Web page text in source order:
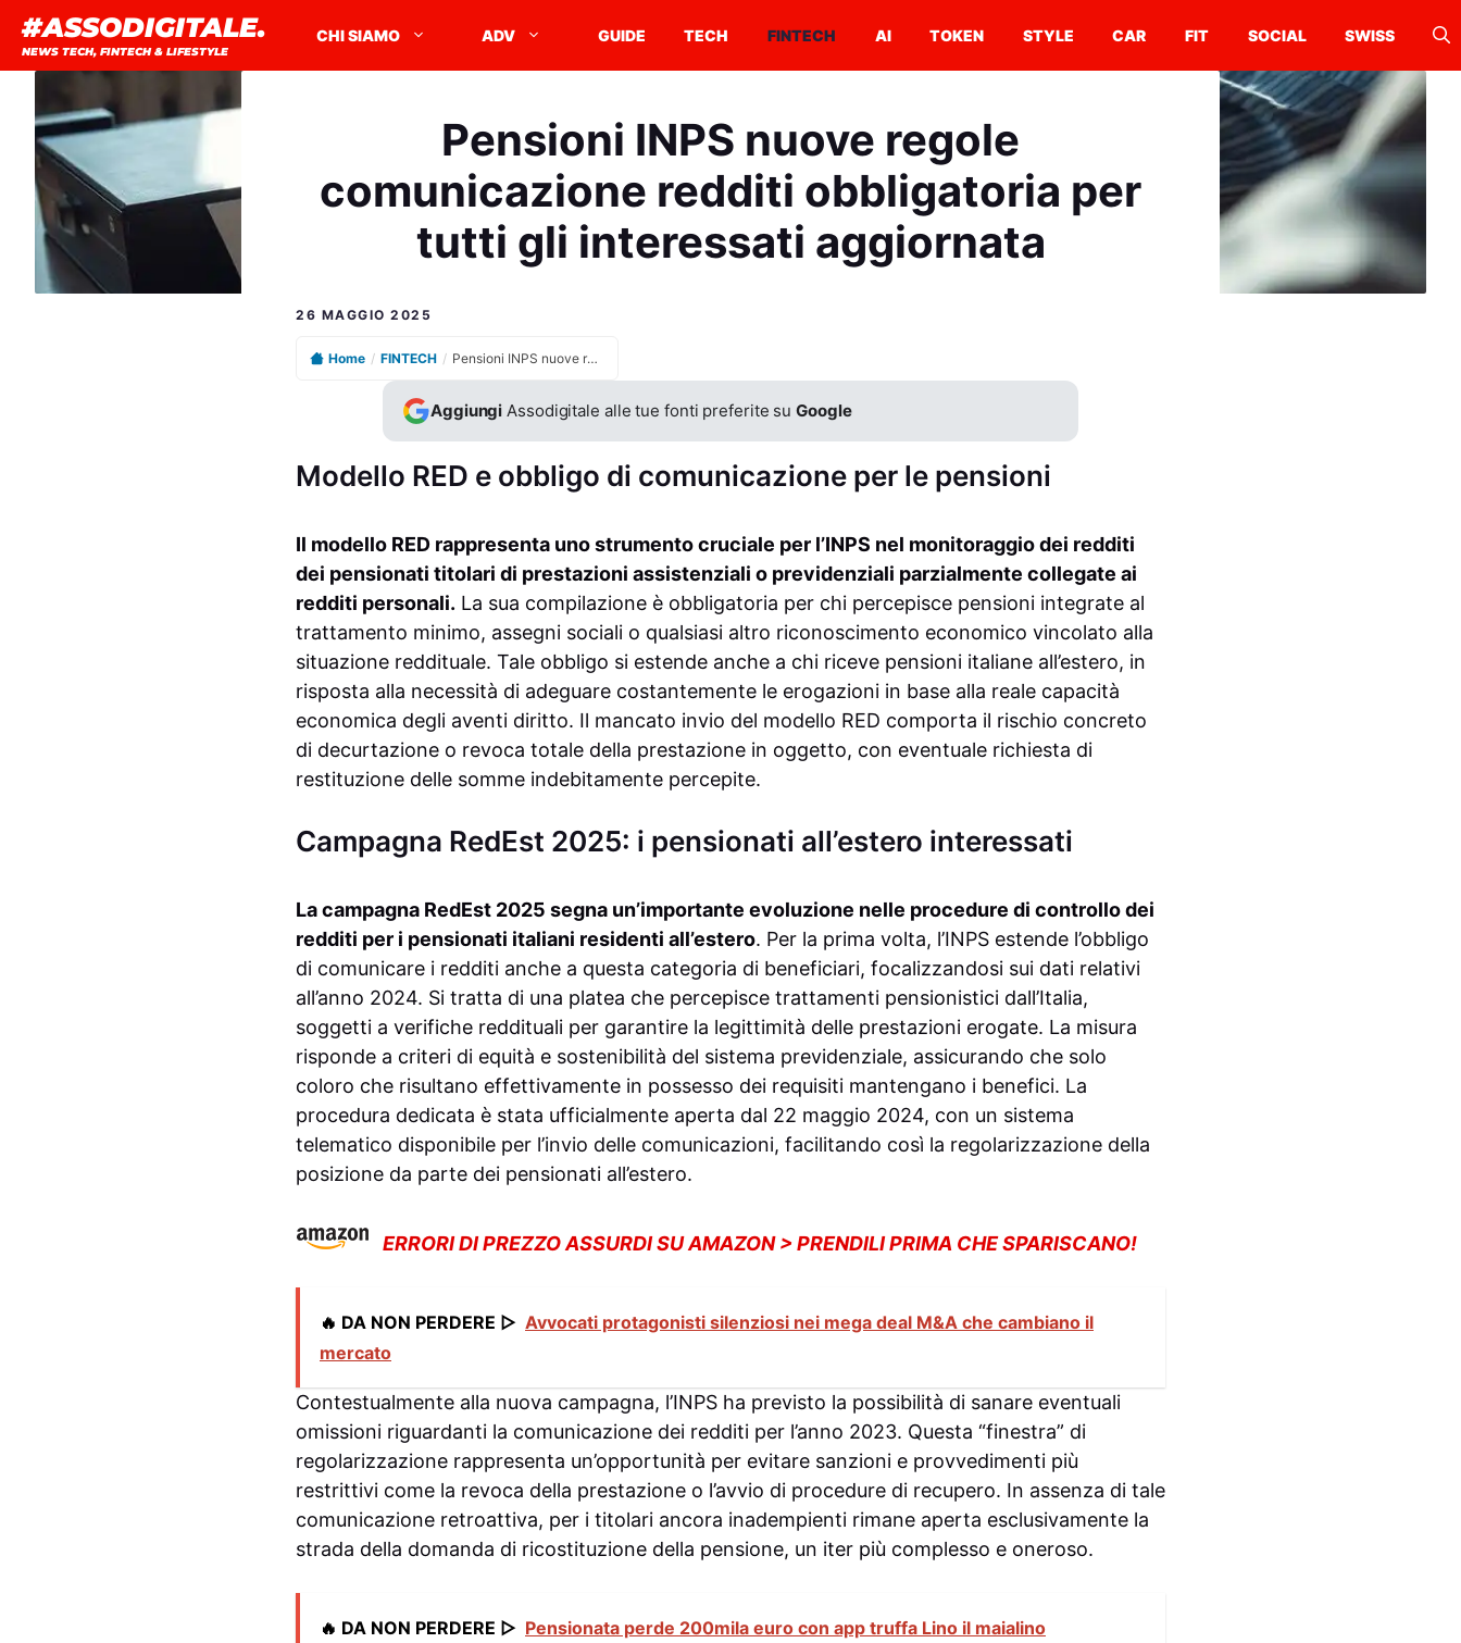
contenuto
#ASSODIGITALE.
NEWS TECH, FINTECH & LIFESTYLE
CHI SIAMO ADV GUIDE TECH FINTECH AI TOKEN STYLE CAR FIT SOCIAL SWISS
Pensioni INPS nuove regole
comunicazione redditi obbligatoria per
tutti gli interessati aggiornata
26 MAGGIO 2025
Home / FINTECH / Pensioni INPS nuove regole comunicazione redditi obbligatoria per tutti gli interessati aggiornata
Aggiungi Assodigitale alle tue fonti preferite suGoogle
Modello RED e obbligo di comunicazione per le pensioni
Il modello RED rappresenta uno strumento cruciale per l’INPS nel monitoraggio dei redditi
dei pensionati titolari di prestazioni assistenziali o previdenziali parzialmente collegate ai
redditi personali. La sua compilazione è obbligatoria per chi percepisce pensioni integrate al
trattamento minimo, assegni sociali o qualsiasi altro riconoscimento economico vincolato alla
situazione reddituale. Tale obbligo si estende anche a chi riceve pensioni italiane all’estero, in
risposta alla necessità di adeguare costantemente le erogazioni in base alla reale capacità
economica degli aventi diritto. Il mancato invio del modello RED comporta il rischio concreto
di decurtazione o revoca totale della prestazione in oggetto, con eventuale richiesta di
restituzione delle somme indebitamente percepite.
Campagna RedEst 2025: i pensionati all’estero interessati
La campagna RedEst 2025 segna un’importante evoluzione nelle procedure di controllo dei
redditi per i pensionati italiani residenti all’estero. Per la prima volta, l’INPS estende l’obbligo
di comunicare i redditi anche a questa categoria di beneficiari, focalizzandosi sui dati relativi
all’anno 2024. Si tratta di una platea che percepisce trattamenti pensionistici dall’Italia,
soggetti a verifiche reddituali per garantire la legittimità delle prestazioni erogate. La misura
risponde a criteri di equità e sostenibilità del sistema previdenziale, assicurando che solo
coloro che risultano effettivamente in possesso dei requisiti mantengano i benefici. La
procedura dedicata è stata ufficialmente aperta dal 22 maggio 2024, con un sistema
telematico disponibile per l’invio delle comunicazioni, facilitando così la regolarizzazione della
posizione da parte dei pensionati all’estero.
ERRORI DI PREZZO ASSURDI SU AMAZON > PRENDILI PRIMA CHE SPARISCANO!
🔥 DA NON PERDERE ▷ Avvocati protagonisti silenziosi nei mega deal M&A che cambiano il
mercato
Contestualmente alla nuova campagna, l’INPS ha previsto la possibilità di sanare eventuali
omissioni riguardanti la comunicazione dei redditi per l’anno 2023. Questa “finestra” di
regolarizzazione rappresenta un’opportunità per evitare sanzioni e provvedimenti più
restrittivi come la revoca della prestazione o l’avvio di procedure di recupero. In assenza di tale
comunicazione retroattiva, per i titolari ancora inadempienti rimane aperta esclusivamente la
strada della domanda di ricostituzione della pensione, un iter più complesso e oneroso.
🔥 DA NON PERDERE ▷ Pensionata perde 200mila euro con app truffa Lino il maialino